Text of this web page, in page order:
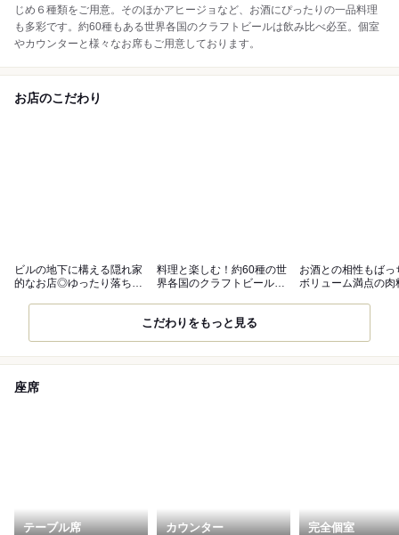
じめ６種類をご用意。そのほかアヒージョなど、お酒にぴったりの一品料理
も多彩です。約60種もある世界各国のクラフトビールは飲み比べ必至。個室
やカウンターと様々なお席もご用意しております。
お店のこだわり
ビルの地下に構える隠れ家
的なお店◎ゆったり落ち着
料理と楽しむ！約60種の世
界各国のクラフトビールが
お酒との相性もばっ
ボリューム満点の肉
こだわりをもっと見る
座席
テーブル席 カウンター 完全個室